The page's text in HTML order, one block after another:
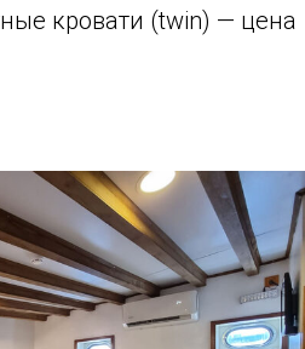
кровати (twin) — цена